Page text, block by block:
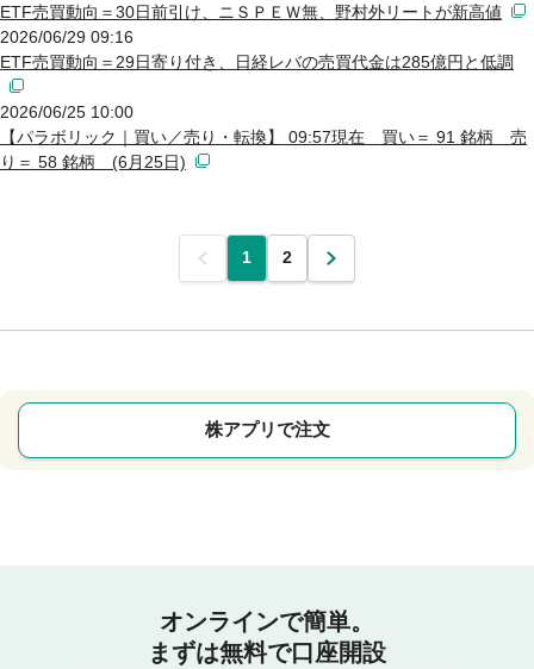
ETF売買動向＝30日前引け、ニＳＰＥＷ無、野村外リートが新高値
2026/06/29 09:16
ETF売買動向＝29日寄り付き、日経レバの売買代金は285億円と低調
2026/06/25 10:00
【パラボリック｜買い／売り・転換】 09:57現在 買い＝ 91 銘柄 売
り＝ 58 銘柄 (6月25日)
前 1 2 次
株アプリで注文
オンラインで簡単。
まずは無料で口座開設